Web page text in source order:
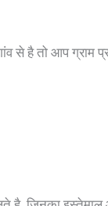
से है तो आप ग्राम